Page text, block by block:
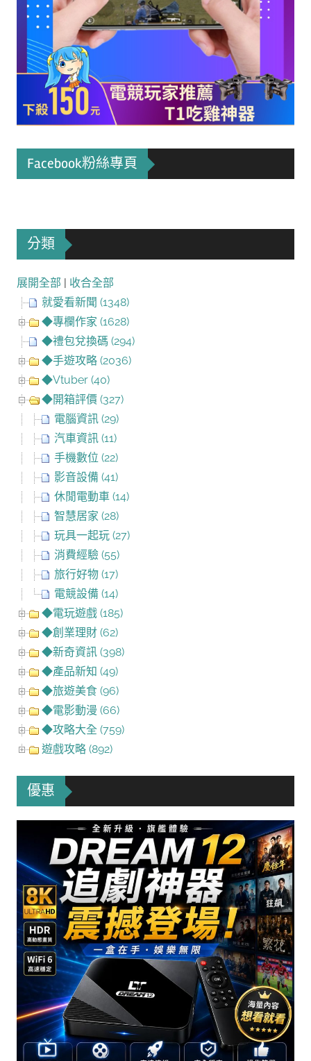
Facebook粉絲專頁
分類
展開全部 | 收合全部
就愛看新聞 (1348)
◆專欄作家 (1628)
◆禮包兌換碼 (294)
◆手遊攻略 (2036)
◆Vtuber (40)
◆開箱評價 (327)
電腦資訊 (29)
汽車資訊 (11)
手機數位 (22)
影音設備 (41)
休閒電動車 (14)
智慧居家 (28)
玩具一起玩 (27)
消費經驗 (55)
旅行好物 (17)
電競設備 (14)
◆電玩遊戲 (185)
◆創業理財 (62)
◆新奇資訊 (398)
◆產品新知 (49)
◆旅遊美食 (96)
◆電影動漫 (66)
◆攻略大全 (759)
遊戲攻略 (892)
優惠